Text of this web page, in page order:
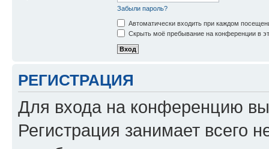
Забыли пароль?
Автоматически входить при каждом
Скрыть моё пребывание на конференции в
РЕГИСТРАЦИЯ
Для входа на конференцию
Регистрация занимает всего